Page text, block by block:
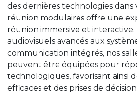
des dernières technologies dans
réunion modulaires offre une
réunion immersive et
audiovisuels avancés aux
communication intégrés, nos
peuvent être équipées pour
technologiques, favorisant ainsi
efficaces et des prises de